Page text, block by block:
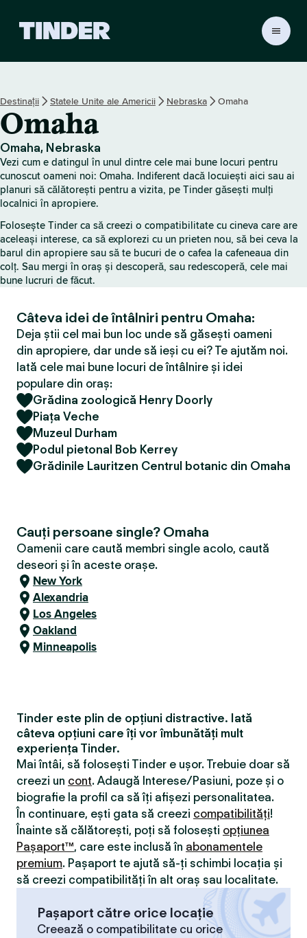
T
e
r
Destinații Statele Unite ale Americii Nebraska Omaha
Omaha
Omaha, Nebraska
Vezi cum e datingul în unul dintre cele mai bune locuri pentru
cunoscut oameni noi: Omaha. Indiferent dacă locuiești aici sau ai
planuri să călătorești pentru a vizita, pe Tinder găsești mulți
localnici în apropiere.
Folosește Tinder ca să creezi o compatibilitate cu cineva care are
aceleași interese, ca să explorezi cu un prieten nou, să bei ceva la
barul din apropiere sau să te bucuri de o cafea la cafeneaua din
colț. Sau mergi în oraș și descoperă, sau redescoperă, cele mai
bune lucruri de făcut.
Câteva idei de întâlniri pentru Omaha:
Deja știi cel mai bun loc unde să găsești oameni
din apropiere, dar unde să ieși cu ei? Te ajutăm noi.
Iată cele mai bune locuri de întâlnire și idei
populare din oraș:
Grădina zoologică Henry Doorly
Piața Veche
Muzeul Durham
Podul pietonal Bob Kerrey
Grădinile Lauritzen Centrul botanic din Omaha
Cauți persoane single? Omaha
Oamenii care caută membri single acolo, caută
deseori și în aceste orașe.
New York
Alexandria
Los Angeles
Oakland
Minneapolis
Tinder este plin de opțiuni distractive. Iată
câteva opțiuni care îți vor îmbunătăți mult
experiența Tinder.
Mai întâi, să folosești Tinder e ușor. Trebuie doar să
creezi un cont. Adaugă Interese/Pasiuni, poze și o
biografie la profil ca să îți afișezi personalitatea.
În continuare, ești gata să creezi compatibilităţi!
Înainte să călătorești, poți să folosești opțiunea
Pașaport™, care este inclusă în abonamentele
premium. Pașaport te ajută să-ți schimbi locația și
să creezi compatibilităţi în alt oraș sau localitate.
Pașaport către orice locație
Creează o compatibilitate cu orice